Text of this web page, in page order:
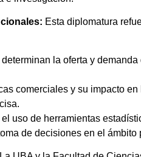
Esta diplomatura
la oferta y
comerciales y su impacto
uso de herramientas
de decisiones en el ámbito